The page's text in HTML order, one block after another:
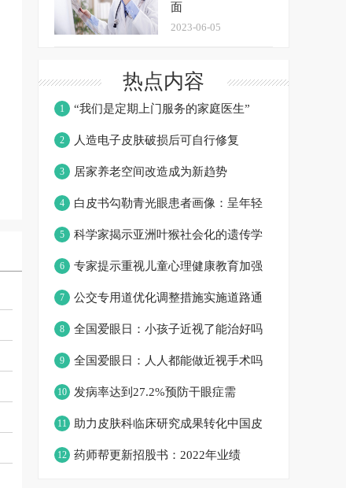
面
2023-06-05
热点内容
1 “我们是定期上门服务的家庭医生”
2 人造电子皮肤破损后可自行修复
3 居家养老空间改造成为新趋势
4 白皮书勾勒青光眼患者画像：呈年轻
5 科学家揭示亚洲叶猴社会化的遗传学
6 专家提示重视儿童心理健康教育加强
7 公交专用道优化调整措施实施道路通
8 全国爱眼日：小孩子近视了能治好吗
9 全国爱眼日：人人都能做近视手术吗
10 发病率达到27.2%预防干眼症需
11 助力皮肤科临床研究成果转化中国皮
12 药师帮更新招股书：2022年业绩